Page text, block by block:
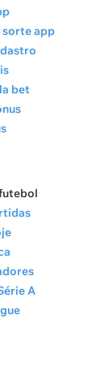
sorte app
bet
A